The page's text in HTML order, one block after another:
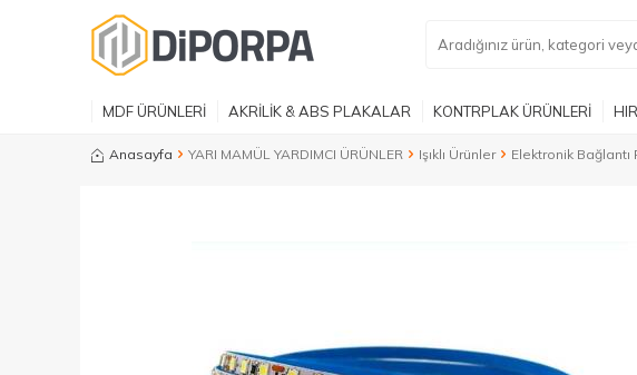
MDF ÜRÜNLERİ AKRİLİK & ABS PLAKALAR KONTRPLAK ÜRÜNLERİ
Anasayfa YARI MAMÜL YARDIMCI ÜRÜNLER Işıklı Ürünler Elektronik Bağlantı